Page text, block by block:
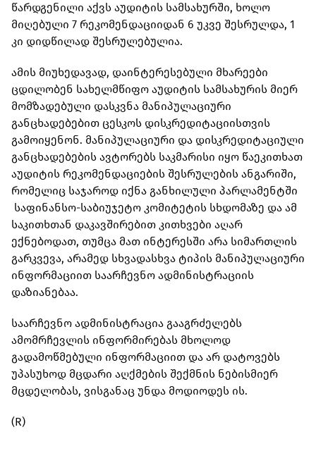
წარდგენილი აქვს აუდიტის სამსახურში, ხოლო
მიღებული 7 რეკომენდაციიდან 6 უკვე შესრულდა, 1
კი დიდწილად შესრულებულია.
ამის მიუხედავად, დაინტერესებული მხარეები
ცდილობენ სახელმწიფო აუდიტის სამსახურის მიერ
მომზადებული დასკვნა მანიპულაციური
განცხადებებით ცესკოს დისკრედიტაციისთვის
გამოიყენონ. მანიპულაციური და დისკრედიტაციული
განცხადებების ავტორებს საკმარისი იყო წაეკითხათ
აუდიტის რეკომენდაციების შესრულების ანგარიში,
რომელიც საჯაროდ იქნა განხილული პარლამენტში
საფინანსო-საბიუჯეტო კომიტეტის სხდომაზე და ამ
საკითხთან დაკავშირებით კითხვები აღარ
ექნებოდათ, თუმცა მათ ინტერესში არა სიმართლის
გარკვევა, არამედ სხვადასხვა ტიპის მანიპულაციური
ინფორმაციით საარჩევნო ადმინისტრაციის
დაზიანებაა.
საარჩევნო ადმინისტრაცია გააგრძელებს
ამომრჩევლის ინფორმირებას მხოლოდ
გადამოწმებული ინფორმაციით და არ დატოვებს
უპასუხოდ მცდარი აღქმების შექმნის ნებისმიერ
მცდელობას, ვისგანაც უნდა მოდიოდეს ის.
(R)